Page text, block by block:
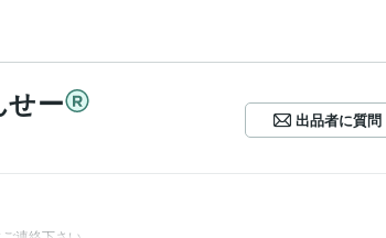
せー 出品者に質問